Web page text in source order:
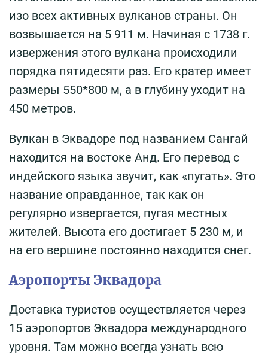
изо всех активных вулканов страны. Он
возвышается на 5 911 м. Начиная с 1738 г.
извержения этого вулкана происходили
порядка пятидесяти раз. Его кратер имеет
размеры 550*800 м, а в глубину уходит на
450 метров.
Вулкан в Эквадоре под названием Сангай
находится на востоке Анд. Его перевод с
индейского языка звучит, как «пугать». Это
название оправданное, так как он
регулярно извергается, пугая местных
жителей. Высота его достигает 5 230 м, и
на его вершине постоянно находится снег.
Аэропорты Эквадора
Доставка туристов осуществляется через
15 аэропортов Эквадора международного
уровня. Там можно всегда узнать всю